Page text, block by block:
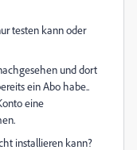
testen kann oder
und dort
ein Abo habe..
eine
installieren kann?